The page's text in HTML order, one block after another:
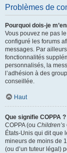
Problèmes de
Pourquoi dois-je
Vous pouvez ne pas
configuré les forums
messages. Par
fonctionnalités
personnalisés, la
l’adhésion à des
conseillée.
Haut
Que signifie COPPA ?
COPPA (ou
États-Unis qui dit que
mineurs de moins de
(ou d’un tuteur légal)